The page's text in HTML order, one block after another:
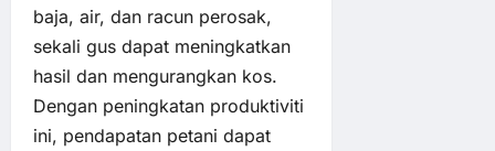
baja, air, dan racun perosak,
sekali gus dapat meningkatkan
hasil dan mengurangkan kos.
Dengan peningkatan produktiviti
ini, pendapatan petani dapat